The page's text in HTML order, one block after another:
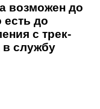
возможен до
есть до
с трек-
в службу